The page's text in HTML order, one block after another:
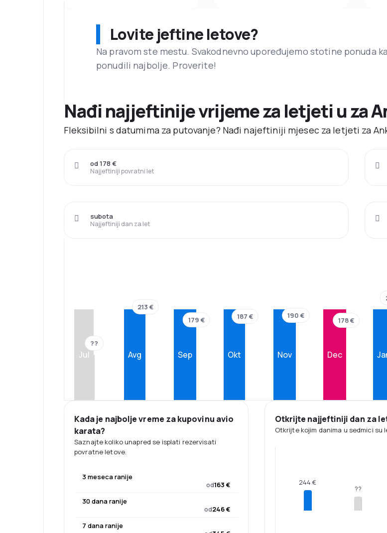
Lovite jeftine letove?
Na pravom ste mestu. Svakodnevno upoređujemo stotine ponuda
ponudili najbolje. Proverite!
Nađi najjeftinije vrijeme za letjeti u za
Fleksibilni s datumima za putovanje? Nađi najeftiniji mjesec za letjeti za
Najjeftiniji povratni let
od 178 €
Najjeftiniji dan za let
subota
Jul
??
Avg
213 €
Sep
179 €
Okt
187 €
Nov
190 €
Dec
178 €
Kada je najbolje vreme za kupovinu avio
karata?
Saznajte koliko unapred se isplati rezervisati
povratne letove.
3 meseca ranije
od163 €
30 dana ranije
od246 €
7 dana ranije
Otkrijte najjeftiniji dan za
Otkrijte kojim danima u sedmici su
244 €
??